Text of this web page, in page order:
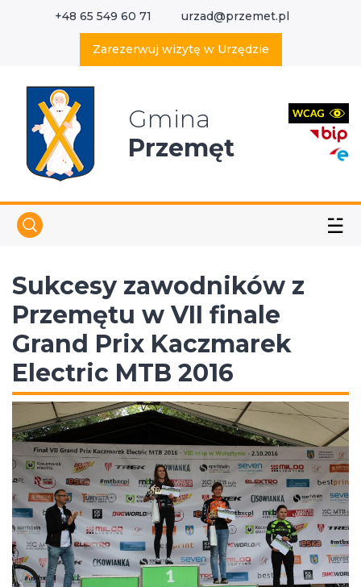
+48 65 549 60 71 urzad@przemet.pl
Zarezerwuj wizytę w Urzędzie
Gmina
Przemęt
☱
Sukcesy zawodników z
Przemętu w VII finale
Grand Prix Kaczmarek
Electric MTB 2016
Wyszukaj w serwisie